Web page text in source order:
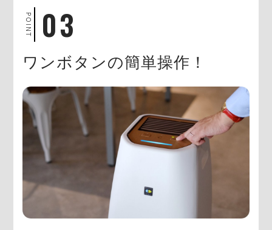
POINT 03
ワンボタンの簡単操作！